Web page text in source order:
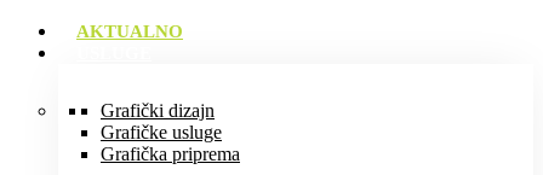
AKTUALNO
Grafički dizajn
Grafičke usluge
Grafička priprema